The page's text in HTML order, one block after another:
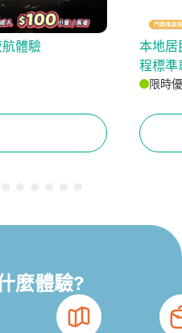
體驗
本地居
程標準
限時
麼體驗?